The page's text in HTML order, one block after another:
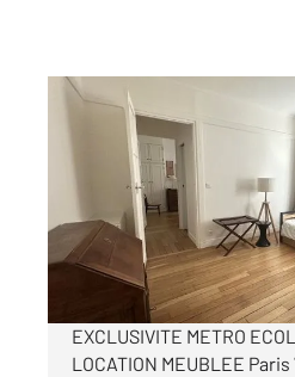
PARIS 75007
48,10 m 2 , 2 pièces
Ref : 10324
Appartement F2 à
1 749 €
par mois charges comprises
EXCLUSIVITE METRO
LOCATION MEUBLEE